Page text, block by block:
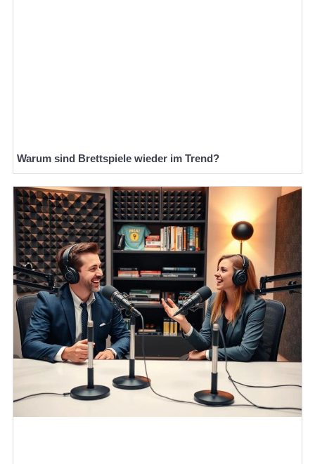
Warum sind Brettspiele wieder im Trend?